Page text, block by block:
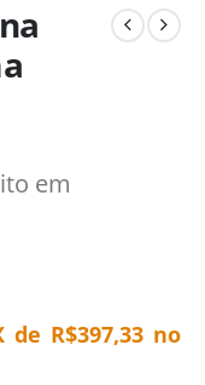
em
de R$397,33 no